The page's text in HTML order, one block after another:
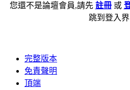
您還不是論壇會員,請先 註冊或
跳到登入
完整版本
免責聲明
頂端